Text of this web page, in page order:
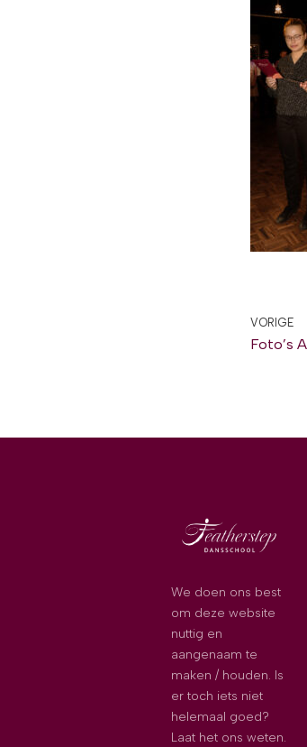
VORIGE
Foto’s
We doen ons best
om deze website
nuttig en
aangenaam te
maken / houden. Is
er toch iets niet
helemaal goed?
Laat het ons weten.